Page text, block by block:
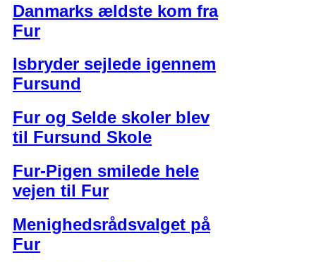
Danmarks ældste kom fra
Fur
Isbryder sejlede igennem
Fursund
Fur og Selde skoler blev
til Fursund Skole
Fur-Pigen smilede hele
vejen til Fur
Menighedsrådsvalget på
Fur